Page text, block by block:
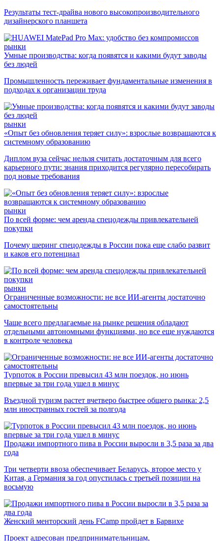
Результаты тест-драйва нового высокопроизводительного
дизайнерского планшета
рынки
Умные производства: когда появятся и какими будут заводы
без людей
Промышленность переживает фундаментальные изменения в
подходах к организации труда
рынки
«Опыт без обновления теряет силу»: взрослые возвращаются к
системному образованию
Диплом вуза сейчас нельзя считать достаточным для всего
карьерного пути: знания приходится регулярно пересобирать
под новые требования
рынки
По всей форме: чем аренда спецодежды привлекательней
покупки
Почему шеринг спецодежды в России пока еще слабо развит
и каков его потенциал
рынки
Ограниченные возможности: не все ИИ-агенты достаточно
самостоятельны
Чаще всего предлагаемые на рынке решения обладают
отдельными автономными функциями, но все еще нуждаются
в контроле человека
Турпоток в России превысил 43 млн поездок, но июнь
впервые за три года ушел в минус
Въездной туризм растет вчетверо быстрее общего рынка: 2,5
млн иностранных гостей за полгода
Продажи импортного пива в России выросли в 3,5 раза за два
года
Три четверти ввоза обеспечивает Беларусь, второе место у
Китая, а Германия за год опустилась с третьей позиции на
восьмую
Женский менторский день FCamp пройдет в Барвихе
Проект адресован предпринимательницам,